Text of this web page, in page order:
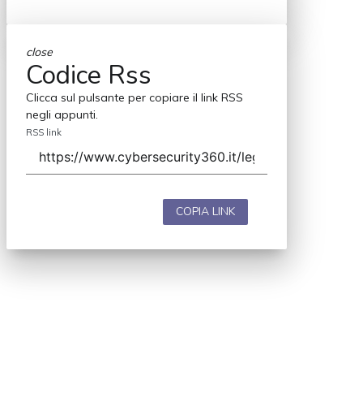
close
Codice Rss
Clicca sul pulsante per copiare il link RSS
negli appunti.
RSS link
COPIA LINK